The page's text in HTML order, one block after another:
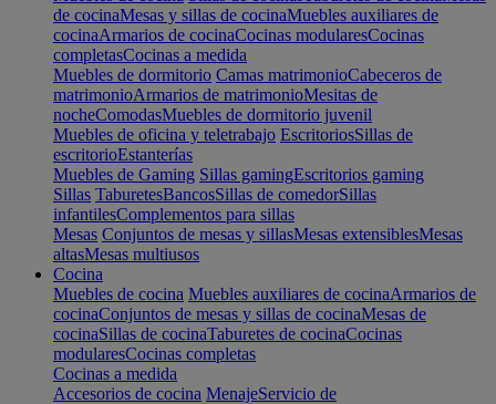
de cocinaMesas y sillas de cocinaMuebles auxiliares de
cocinaArmarios de cocinaCocinas modularesCocinas
completasCocinas a medida
Muebles de dormitorio Camas matrimonioCabeceros de
matrimonioArmarios de matrimonioMesitas de
nocheComodasMuebles de dormitorio juvenil
Muebles de oficina y teletrabajo EscritoriosSillas de
escritorioEstanterías
Muebles de Gaming Sillas gamingEscritorios gaming
Sillas TaburetesBancosSillas de comedorSillas
infantilesComplementos para sillas
Mesas Conjuntos de mesas y sillasMesas extensiblesMesas
altasMesas multiusos
Cocina
Muebles de cocina Muebles auxiliares de cocinaArmarios de
cocinaConjuntos de mesas y sillas de cocinaMesas de
cocinaSillas de cocinaTaburetes de cocinaCocinas
modularesCocinas completas
Cocinas a medida
Accesorios de cocina MenajeServicio de